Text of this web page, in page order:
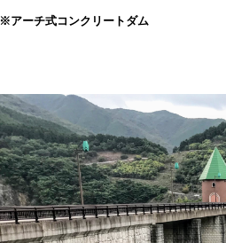
※アーチ式コンクリートダム